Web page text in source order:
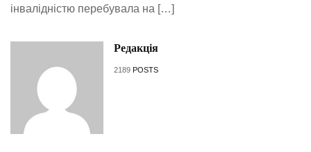
інвалідністю перебувала на […]
Редакція
2189 POSTS